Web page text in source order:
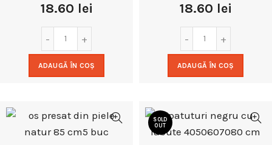
18.60 lei
ADAUGĂ ÎN COȘ
18.60 lei
ADAUGĂ ÎN COȘ
SOLD
OUT